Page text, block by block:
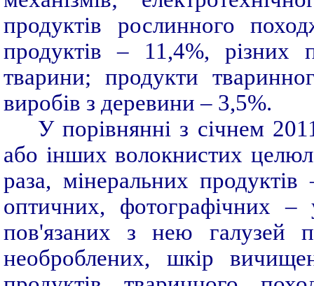
продуктів рослинного
продуктів – 11,4%, різних
тварини; продукти
виробів з деревини – 3,5%.
У порівнянні з січнем
або інших волокнистих
раза, мінеральних
оптичних, фотографічних –
пов'язаних з нею галузей
необроблених, шкір